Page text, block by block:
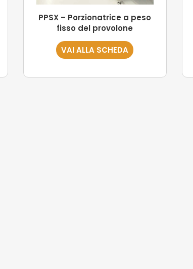
PPSX – Porzionatrice a peso
fisso del provolone
VAI ALLA SCHEDA